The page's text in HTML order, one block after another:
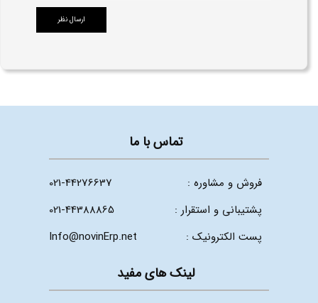
تماس با ما
فروش و مشاوره :
021-44276637
پشتیبانی و استقرار :
021-44388865
پست الکترونیک :
Info@novinErp.net
لینک های مفید